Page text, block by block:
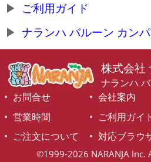
ご利用ガイド
ナランハ バルーン カン
株式会社
ナランハ
お問合せ
会社案内
営業時間
ご利用ガイ
ご注文について
対応ブラウ
©1999-2026 NARANJA Inc.